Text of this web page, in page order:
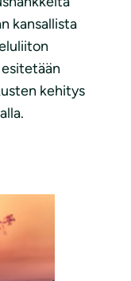
kansallista
kehitys